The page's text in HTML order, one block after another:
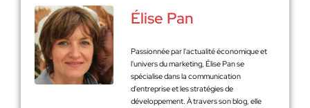
Élise Pan
Passionnée par l'actualité économique et
l'univers du marketing, Élise Pan se
spécialise dans la communication
d'entreprise et les stratégies de
développement. À travers son blog, elle